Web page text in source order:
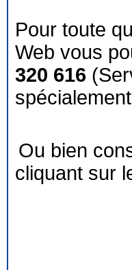
Pour toute
Web vous
320 616
Ou bien
cliquant sur